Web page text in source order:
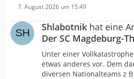
7. August 2026 um 15:49
Shlabotnik hat eine
Der SC Magdeburg-
Unter einer
etwas anderes vor. Dem
diversen Nationalteams z